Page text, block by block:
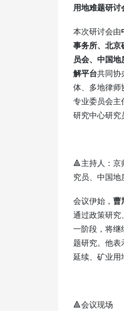
用地难题研讨
本次研讨会由
事务所、北京
员会、中国
解平台共同协
体、多地律师
专业委员会主
研究中心研究
🔺主持人：
究员、中国
会议伊始， 曹
通过政策研究
一阶段，将继
题研究。他表
延续、矿业用
🔺会议现场